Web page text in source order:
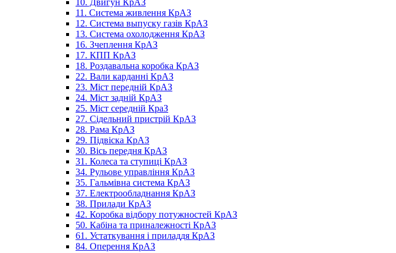
10. Двигун КрАЗ
11. Система живлення КрАЗ
12. Система выпуску газів КрАЗ
13. Система охолодження КрАЗ
16. Зчеплення КрАЗ
17. КПП КрАЗ
18. Роздавальна коробка КрАЗ
22. Вали карданні КрАЗ
23. Міст передній КрАЗ
24. Міст задній КрАЗ
25. Міст середній КраЗ
27. Сідельний пристрій КрАЗ
28. Рама КрАЗ
29. Підвіска КрАЗ
30. Вісь передня КрАЗ
31. Колеса та ступиці КрАЗ
34. Рульове управління КрАЗ
35. Гальмівна система КрАЗ
37. Електрообладнання КрАЗ
38. Прилади КрАЗ
42. Коробка відбору потужностей КрАЗ
50. Кабіна та приналежності КрАЗ
61. Устаткування і приладдя КрАЗ
84. Оперення КрАЗ